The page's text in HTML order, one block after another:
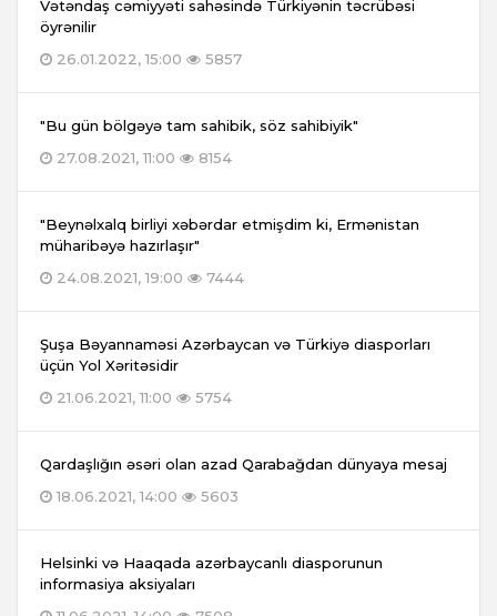
Vətəndaş cəmiyyəti sahəsində Türkiyənin təcrübəsi
öyrənilir
26.01.2022, 15:00
5857
"Bu gün bölgəyə tam sahibik, söz sahibiyik"
27.08.2021, 11:00
8154
"Beynəlxalq birliyi xəbərdar etmişdim ki, Ermənistan
müharibəyə hazırlaşır"
24.08.2021, 19:00
7444
Şuşa Bəyannaməsi Azərbaycan və Türkiyə diasporları
üçün Yol Xəritəsidir
21.06.2021, 11:00
5754
Qardaşlığın əsəri olan azad Qarabağdan dünyaya mesaj
18.06.2021, 14:00
5603
Helsinki və Haaqada azərbaycanlı diasporunun
informasiya aksiyaları